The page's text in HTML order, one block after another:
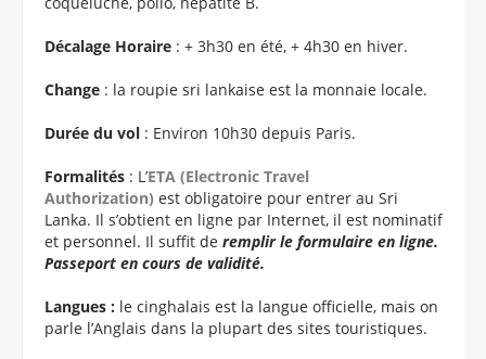
Décalage Horaire: + 3h30 en été, + 4h30 en hiver.
Change: la roupie sri lankaise est la monnaie locale.
Durée du vol: Environ 10h30 depuis Paris.
Formalités: L’ETA (Electronic Travel
Authorization) est obligatoire pour entrer au Sri
Lanka. Il s’obtient en ligne par Internet, il est nominatif
et personnel. Il suffit de remplir le formulaire en ligne.
Passeport en cours de validité.
Langues :le cinghalais est la langue officielle, mais on
parle l’Anglais dans la plupart des sites touristiques.